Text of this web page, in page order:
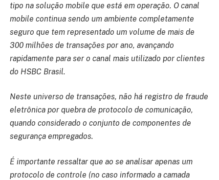
tipo na solução mobile que está em operação. O canal
mobile continua sendo um ambiente completamente
seguro que tem representado um volume de mais de
300 milhões de transações por ano, avançando
rapidamente para ser o canal mais utilizado por clientes
do HSBC Brasil.
Neste universo de transações, não há registro de fraude
eletrônica por quebra de protocolo de comunicação,
quando considerado o conjunto de componentes de
segurança empregados.
É importante ressaltar que ao se analisar apenas um
protocolo de controle (no caso informado a camada